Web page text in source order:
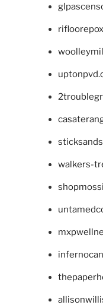
walkers-